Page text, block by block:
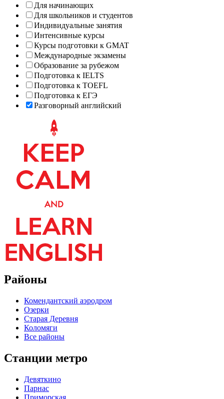
Для начинающих
Для школьников и студентов
Индивидуальные занятия
Интенсивные курсы
Курсы подготовки к GMAT
Международные экзамены
Образование за рубежом
Подготовка к IELTS
Подготовка к TOEFL
Подготовка к ЕГЭ
Разговорный английский
Районы
Комендантский аэродром
Озерки
Старая Деревня
Коломяги
Все районы
Станции метро
Девяткино
Парнас
Приморская